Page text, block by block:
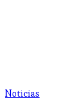
Noticias